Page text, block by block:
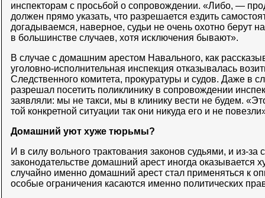
инспекторам с просьбой о сопровождении. «Либо, —
должен прямо указать, что разрешается ездить
догадываемся, наверное, судьи не очень охотно берут
в большинстве случаев, хотя исключения бывают».
В случае с домашним арестом Навального, как
уголовно-исполнительная инспекция отказывалась
Следственного комитета, прокуратуры и судов. Даже в
разрешал посетить поликлинику в сопровождении
заявляли: мы не такси, мы в клинику вести не будем.
той конкретной ситуации так они никуда его и не
Домашний уют хуже тюрьмы?
И в силу вольного трактования законов судьями, и из-за
законодательстве домашний арест иногда
случайно именно домашний арест стал применяться к
особые ограничения касаются именно политических